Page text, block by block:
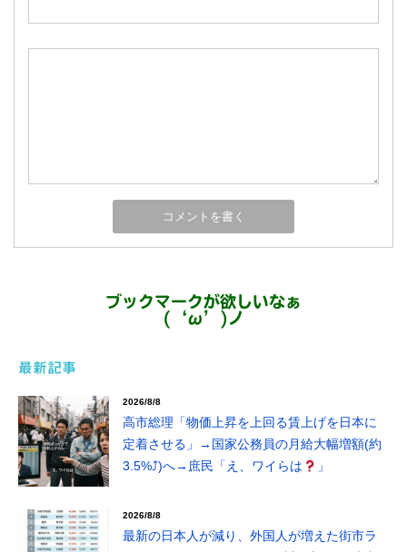
ブックマークが欲しいなぁ
(‘ω’)ノ
最新記事
2026/8/8
高市総理「物価上昇を上回る賃上げを日本に
定着させる」→国家公務員の月給大幅増額(約
3.5%⤴)へ→庶民「え、ワイらは
」
2026/8/8
最新の日本人が減り、外国人が増えた街市ラ